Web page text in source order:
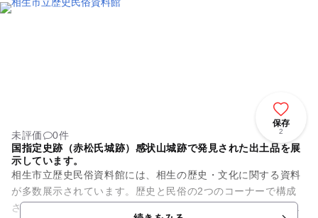
保存
2
未評価
0件
国指定史跡（赤松氏城跡）感状山城跡で発見された出土品を展
示しています。
相生市立歴史民俗資料館には、相生の歴史・文化に関する資料
が多数展示されています。歴史と民俗の2つのコーナーで構成
されており、歴史コーナーでは古代や中世、近世の相生を紹介